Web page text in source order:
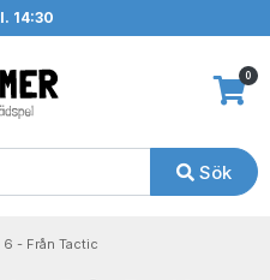
14:30
Sök
0
- Från Tactic